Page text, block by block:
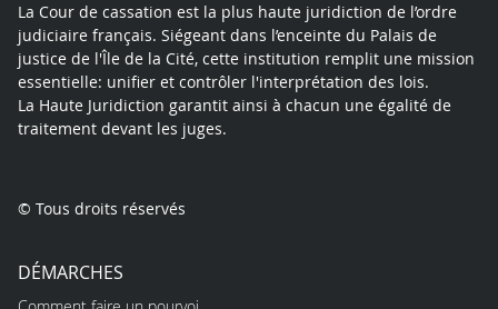
La Cour de cassation est la plus haute juridiction de l’ordre
judiciaire français. Siégeant dans l’enceinte du Palais de
justice de l'Île de la Cité, cette institution remplit une mission
essentielle: unifier et contrôler l'interprétation des lois.
La Haute Juridiction garantit ainsi à chacun une égalité de
traitement devant les juges.
© Tous droits réservés
DÉMARCHES